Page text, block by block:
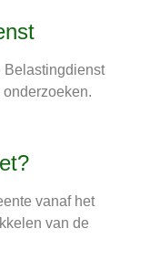
Belastingdienst
vanaf het
van de